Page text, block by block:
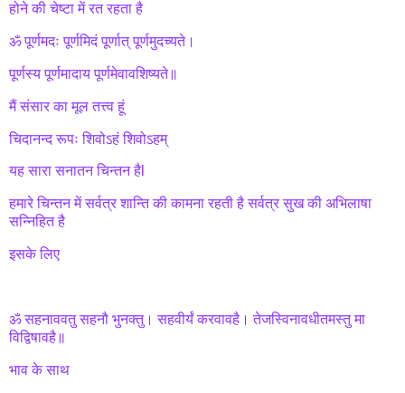
होने की चेष्टा में रत रहता है
ॐ पूर्णमदः पूर्णमिदं पूर्णात् पूर्णमुदच्यते।
पूर्णस्य पूर्णमादाय पूर्णमेवावशिष्यते॥
मैं संसार का मूल तत्त्व हूं
चिदानन्द रूपः शिवोऽहं शिवोऽहम्
यह सारा सनातन चिन्तन हैl
हमारे चिन्तन में सर्वत्र शान्ति की कामना रहती है सर्वत्र सुख की अभिलाषा
सन्निहित है
इसके लिए
ॐ सहनाववतु सहनौ भुनक्तु। सहवीर्यं करवावहै। तेजस्विनावधीतमस्तु मा
विद्विषावहै॥
भाव के साथ